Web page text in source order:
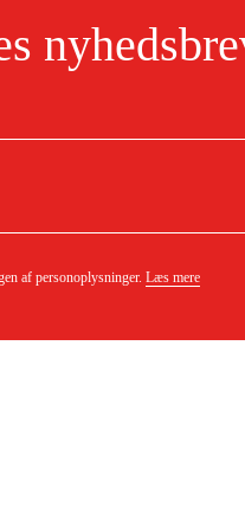
af personoplysninger. Læs mere